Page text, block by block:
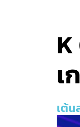
เ
เต้น